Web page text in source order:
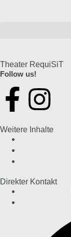
Theater RequiSiT
Follow us!
Weitere Inhalte
Direkter Kontakt